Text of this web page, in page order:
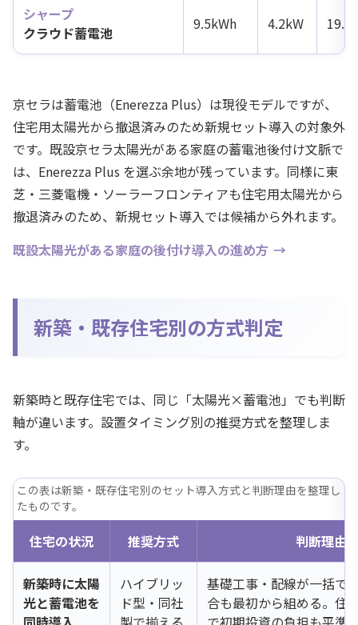
シャープ
クラウド蓄電池
9.5kWh 4.2kW 19.5
京セラは蓄電池（Enerezza Plus）は現役モデルですが、
住宅用太陽光から撤退済みのため新規セット導入の対象外
です。既設京セラ太陽光がある家庭の蓄電池後付け文脈で
は、Enerezza Plus を選ぶ余地が残っています。同様に東
芝・三菱電機・ソーラーフロンティアも住宅用太陽光から
撤退済みのため、新規セット導入では候補から外れます。
既設太陽光がある家庭の後付け導入の進め方
新築・既存住宅別の方式判定
新築時と既存住宅では、同じ「太陽光×蓄電池」でも判断
軸が違います。設置タイミング別の推奨方式を整理しま
す。
この表は新築・既存住宅別のセット導入方式と判断理由を整理し
たものです。
住宅の状況 推奨方式 判断理由
新築時に太陽
光と蓄電池を
ハイブリッ
ド型・同社
基礎工事・配線が一括で
合も最初から組める。住